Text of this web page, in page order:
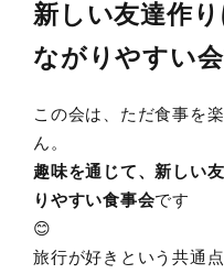
新しい友達作
ながりやすい
この会は、ただ食事を
ん。
趣味を通じて、新しい
りやすい食事会です
😊
旅行が好きという共通